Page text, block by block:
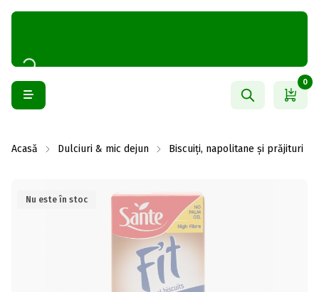
0
Acasă Dulciuri & mic dejun Biscuiți, napolitane și prăjituri
Nu este în stoc